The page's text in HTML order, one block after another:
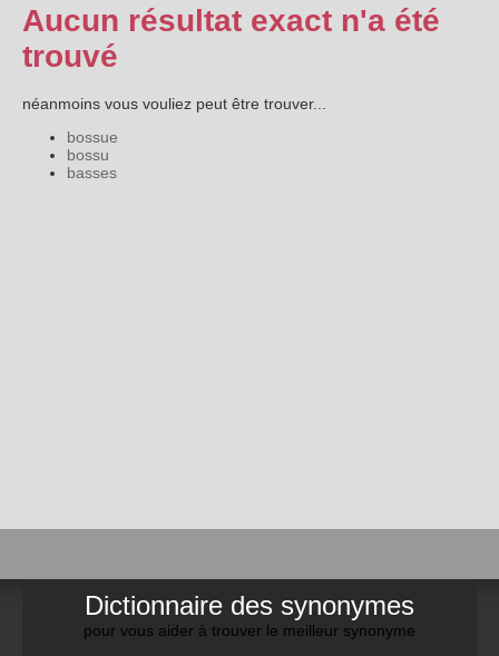
Aucun résultat exact n'a été
trouvé
néanmoins vous vouliez peut être trouver...
bossue
bossu
basses
Dictionnaire des synonymes
pour vous aider à trouver le meilleur synonyme